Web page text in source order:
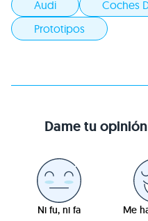
Audi Coches
Prototipos
Dame tu
Ni fu, ni fa Me